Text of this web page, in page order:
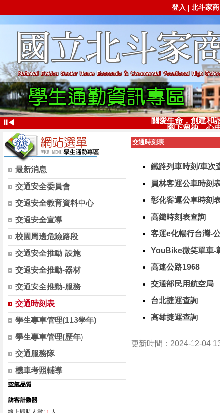
登入 | 北斗家商
⏸◀
關愛生命，創建和
腳下留神，心
最新消息
交通安全委員會
交通安全教育資料中心
交通安全宣導
校園周邊危險路段
交通安全推動-設施
交通安全推動-器材
交通安全推動-服務
交通時刻表
學生專車管理(113學年)
學生專車管理(歷年)
交通服務隊
機車考照輔導
線上即時人數: 1 人
交通時刻表
鐵路列車時刻/車次
員林客運公車時刻
彰化客運公車時刻
高鐵時刻表查詢
客運e化暢行台灣-
YouBike微笑單車-
高速公路1968
交通部民用航空局
台北捷運查詢
高雄捷運查詢
更新時間：2024-12-04